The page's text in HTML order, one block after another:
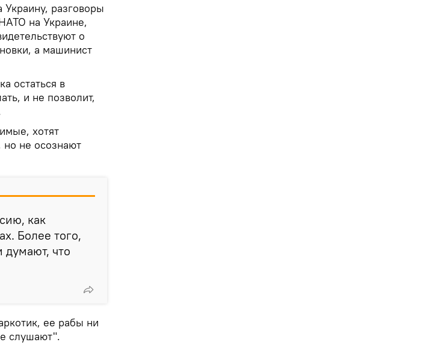
разговоры
на Украине,
о
а машинист
остаться в
и не позволит,
хотят
не осознают
как
Более того,
думают, что
ее рабы ни
слушают".